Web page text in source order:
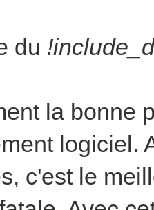
du
la bonne
logiciel.
c'est le